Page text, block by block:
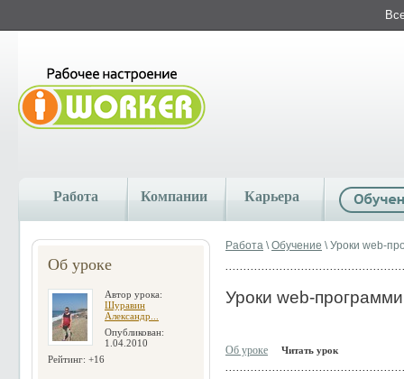
Работа Компании Карьера
Об уроке
Автор урока:
Шуравин
Александр...
Опубликован:
1.04.2010
Рейтинг: +16
Работа \Обучение \ Уроки web-
Уроки web-
Об уроке Читать урок